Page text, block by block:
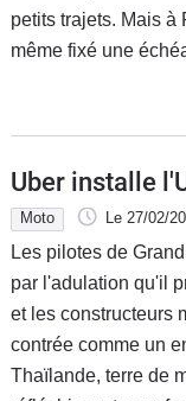
petits trajets. Mais à
même fixé une
Uber installe
Moto Le 27/02/
Les pilotes de
par l'adulation qu'il
et les constructeurs
contrée comme un
Thaïlande, terre de